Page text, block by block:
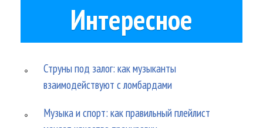
Интересное
Струны под залог: как музыканты
взаимодействуют с ломбардами
Музыка и спорт: как правильный плейлист